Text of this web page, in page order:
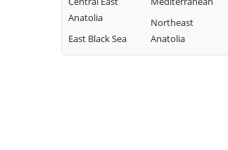
Anatolia
East Black Sea
Northeast
Anatolia